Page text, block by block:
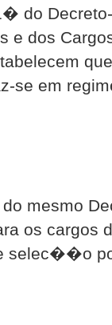
do
e dos
se em
mesmo
os cargos
selec��o